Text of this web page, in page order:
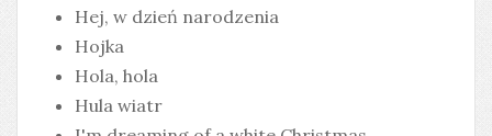
Hej, w dzień narodzenia
Hojka
Hola, hola
Hula wiatr